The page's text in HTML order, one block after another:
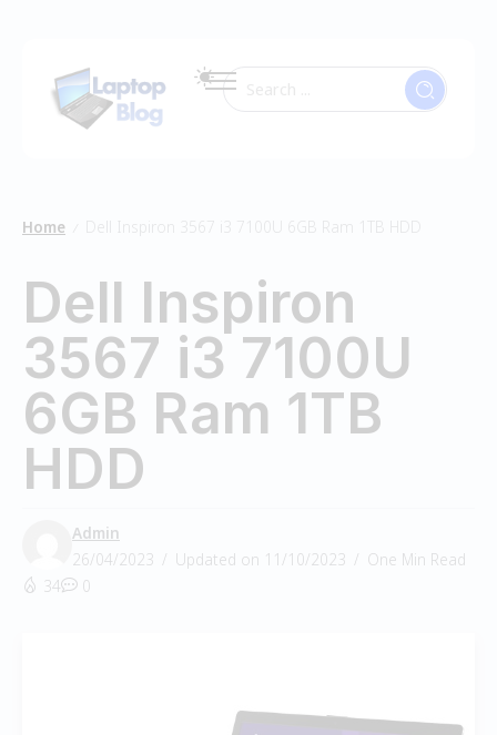
Home Dell Inspiron 3567 i3 7100U 6GB Ram 1TB HDD
Dell Inspiron
3567 i3 7100U
6GB Ram 1TB
HDD
Admin
26/04/2023
Updated on 11/10/2023
One Min Read
34
0